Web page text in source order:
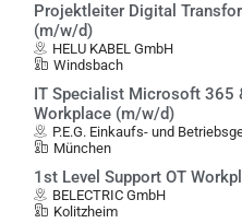
Projektleiter Digital
(m/w/d)
HELU KABEL GmbH
Windsbach
IT Specialist Microsoft 365
Workplace (m/w/d)
P.E.G. Einkaufs- und
München
1st Level Support OT
BELECTRIC GmbH
Kolitzheim